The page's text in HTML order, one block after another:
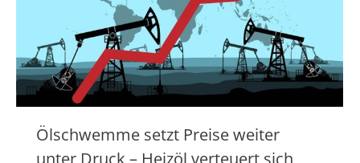
Ölschwemme setzt Preise weiter
unter Druck – Heizöl verteuert sich